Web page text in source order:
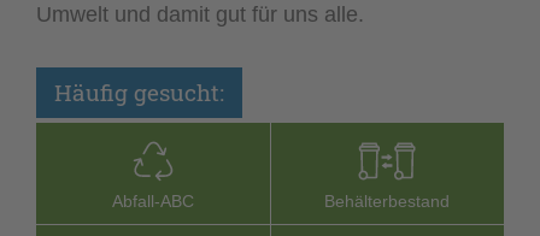
Umwelt und damit gut für uns alle.
Häufig gesucht:
Abfall-­ABC Behälterbestand